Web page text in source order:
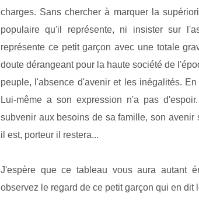
charges. Sans chercher à marquer la
populaire qu'il représente, ni insister sur
représente ce petit garçon avec une totale
doute dérangeant pour la haute société de
peuple, l'absence d'avenir et les inégalités.
Lui-même a son expression n'a pas
subvenir aux besoins de sa famille, son
il est, porteur il restera...
J'espère que ce tableau vous aura autant
observez le regard de ce petit garçon qui en dit